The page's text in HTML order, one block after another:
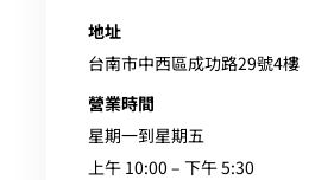
地址
台南市中西區成功路29號4樓
營業時間
星期一到星期五
上午 10:00 – 下午 5:30